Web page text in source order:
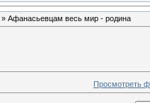
» Афанасьевцам весь мир - родина
Просмотреть